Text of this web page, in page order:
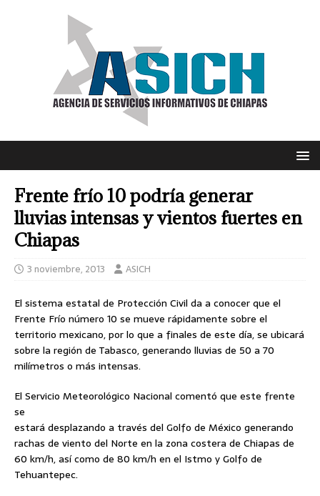
Frente frío 10 podría generar
lluvias intensas y vientos fuertes en
Chiapas
3 noviembre, 2013 ASICH
El sistema estatal de Protección Civil da a conocer que el
Frente Frío número 10 se mueve rápidamente sobre el
territorio mexicano, por lo que a finales de este día, se ubicará
sobre la región de Tabasco, generando lluvias de 50 a 70
milímetros o más intensas.
El Servicio Meteorológico Nacional comentó que este frente
se
estará desplazando a través del Golfo de México generando
rachas de viento del Norte en la zona costera de Chiapas de
60 km/h, así como de 80 km/h en el Istmo y Golfo de
Tehuantepec.